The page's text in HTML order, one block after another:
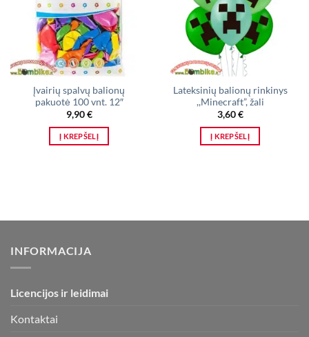
Įvairių spalvų balionų
pakuotė 100 vnt. 12″
9,90€
Į KREPŠELĮ
Lateksinių balionų rinkinys
,,Minecraft”, žali
3,60€
Į KREPŠELĮ
INFORMACIJA
Licencijos ir leidimai
Kontaktai